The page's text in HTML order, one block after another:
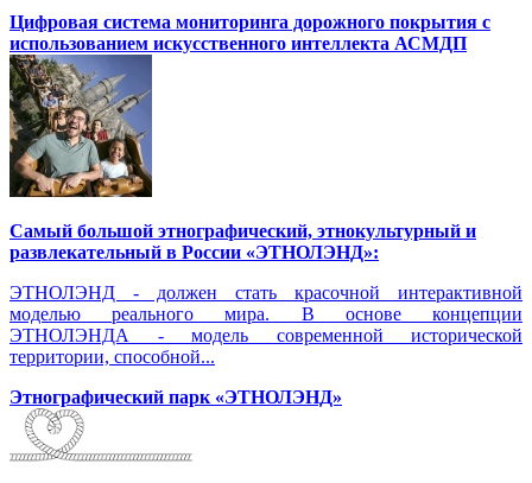
Цифровая система мониторинга дорожного покрытия с
использованием искусственного интеллекта АСМДП
Самый большой этнографический, этнокультурный и
развлекательный в России «ЭТНОЛЭНД»:
ЭТНОЛЭНД - должен стать красочной интерактивной
моделью реального мира. В основе концепции
ЭТНОЛЭНДА - модель современной исторической
территории, способной...
Этнографический парк «ЭТНОЛЭНД»